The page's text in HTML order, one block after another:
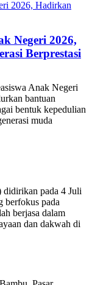
Negeri 2026,
Berprestasi
Anak Negeri
bantuan
bentuk kepedulian
muda
pada 4 Juli
berfokus pada
berjasa dalam
dan dakwah di